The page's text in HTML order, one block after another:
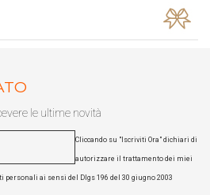
le ultime novità
Cliccando su "Iscriviti Ora" dichiari di
autorizzare il trattamento dei miei
personali ai sensi del Dlgs 196 del 30 giugno 2003